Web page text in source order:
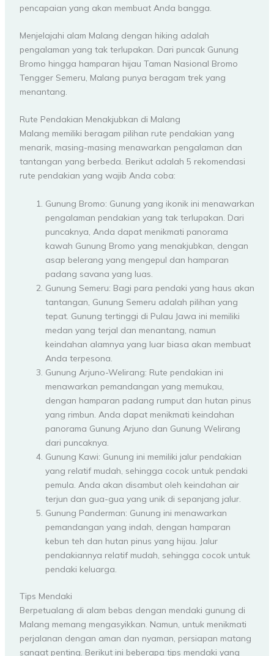
pencapaian yang akan membuat Anda bangga.
Menjelajahi alam Malang dengan hiking adalah
pengalaman yang tak terlupakan. Dari puncak Gunung
Bromo hingga hamparan hijau Taman Nasional Bromo
Tengger Semeru, Malang punya beragam trek yang
menantang.
Rute Pendakian Menakjubkan di Malang
Malang memiliki beragam pilihan rute pendakian yang
menarik, masing-masing menawarkan pengalaman dan
tantangan yang berbeda. Berikut adalah 5 rekomendasi
rute pendakian yang wajib Anda coba:
Gunung Bromo: Gunung yang ikonik ini menawarkan
pengalaman pendakian yang tak terlupakan. Dari
puncaknya, Anda dapat menikmati panorama
kawah Gunung Bromo yang menakjubkan, dengan
asap belerang yang mengepul dan hamparan
padang savana yang luas.
Gunung Semeru: Bagi para pendaki yang haus akan
tantangan, Gunung Semeru adalah pilihan yang
tepat. Gunung tertinggi di Pulau Jawa ini memiliki
medan yang terjal dan menantang, namun
keindahan alamnya yang luar biasa akan membuat
Anda terpesona.
Gunung Arjuno-Welirang: Rute pendakian ini
menawarkan pemandangan yang memukau,
dengan hamparan padang rumput dan hutan pinus
yang rimbun. Anda dapat menikmati keindahan
panorama Gunung Arjuno dan Gunung Welirang
dari puncaknya.
Gunung Kawi: Gunung ini memiliki jalur pendakian
yang relatif mudah, sehingga cocok untuk pendaki
pemula. Anda akan disambut oleh keindahan air
terjun dan gua-gua yang unik di sepanjang jalur.
Gunung Panderman: Gunung ini menawarkan
pemandangan yang indah, dengan hamparan
kebun teh dan hutan pinus yang hijau. Jalur
pendakiannya relatif mudah, sehingga cocok untuk
pendaki keluarga.
Tips Mendaki
Berpetualang di alam bebas dengan mendaki gunung di
Malang memang mengasyikkan. Namun, untuk menikmati
perjalanan dengan aman dan nyaman, persiapan matang
sangat penting. Berikut ini beberapa tips mendaki yang